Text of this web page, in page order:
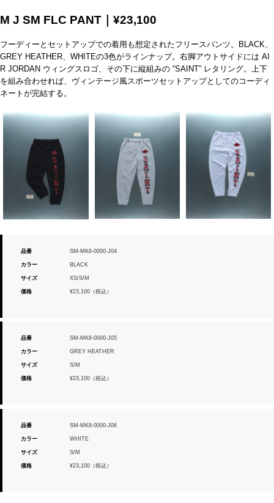
M J SM FLC PANT｜¥23,100
フーディーとセットアップでの着用も想定されたフリースパンツ。BLACK、
GREY HEATHER、WHITEの3色がラインナップ。右脚アウトサイドには AI
R JORDAN ウィングスロゴ、その下に縦組みの “SAINT” レタリング。上下
を組み合わせれば、ヴィンテージ風スポーツセットアップとしてのコーディ
ネートが完結する。
品番 SM-MK8-0000-J04
カラー BLACK
サイズ XS/S/M
価格 ¥23,100（税込）
品番 SM-MK8-0000-J05
カラー GREY HEATHER
サイズ S/M
価格 ¥23,100（税込）
品番 SM-MK8-0000-J06
カラー WHITE
サイズ S/M
価格 ¥23,100（税込）